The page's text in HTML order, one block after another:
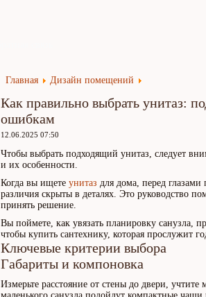
Главная Дизайн помещений
Как правильно выбрать унитаз:
ошибкам
12.06.2025 07:50
Чтобы выбрать подходящий унитаз, следует
и их особенности.
Когда вы ищете унитаз для дома, перед глазами
различия скрыты в деталях. Это руководство
принять решение.
Вы поймете, как увязать планировку санузла,
чтобы купить сантехнику, которая прослужит
Ключевые критерии выбора
Габариты и компоновка
Измерьте расстояние от стены до двери,